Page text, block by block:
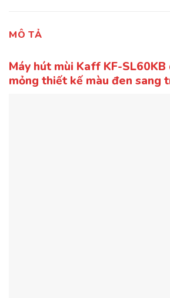
MÔ TẢ
Máy hút mùi Kaff KF-SL60KB
mỏng thiết kế màu đen sang